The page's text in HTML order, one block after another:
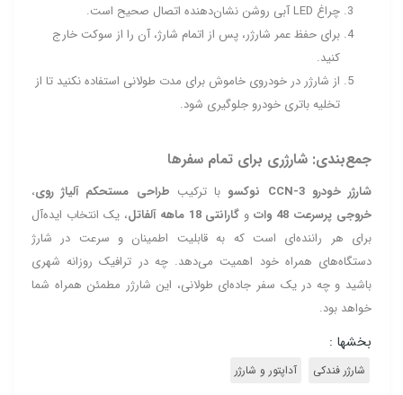
چراغ LED آبی روشن نشان‌دهنده اتصال صحیح است.
برای حفظ عمر شارژر، پس از اتمام شارژ، آن را از سوکت خارج
کنید.
از شارژر در خودروی خاموش برای مدت طولانی استفاده نکنید تا از
تخلیه باتری خودرو جلوگیری شود.
جمع‌بندی: شارژری برای تمام سفرها
شارژر خودرو CCN‑3 نوکسو با ترکیب طراحی مستحکم آلیاژ روی،
خروجی پرسرعت 48 وات
و گارانتی 18 ماهه آلفاتل
، یک انتخاب ایده‌آل
برای هر راننده‌ای است که به قابلیت اطمینان و سرعت در شارژ
دستگاه‌های همراه خود اهمیت می‌دهد. چه در ترافیک روزانه شهری
باشید و چه در یک سفر جاده‌ای طولانی، این شارژر مطمئن همراه شما
خواهد بود.
بخشها :
شارژر فندکی آداپتور و شارژر